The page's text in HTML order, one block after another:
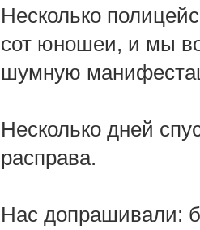
Несколько
сот юношеи, и мы
шумную
Несколько дней
расправа.
Нас допрашивали: